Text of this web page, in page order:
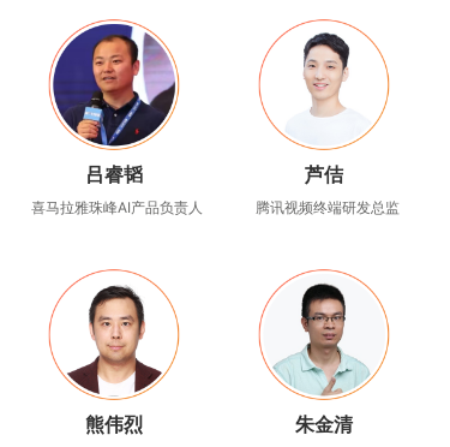
吕睿韬
喜马拉雅珠峰AI产品负责人
熊伟烈
芦佶
腾讯视频终端研发总监
朱金清